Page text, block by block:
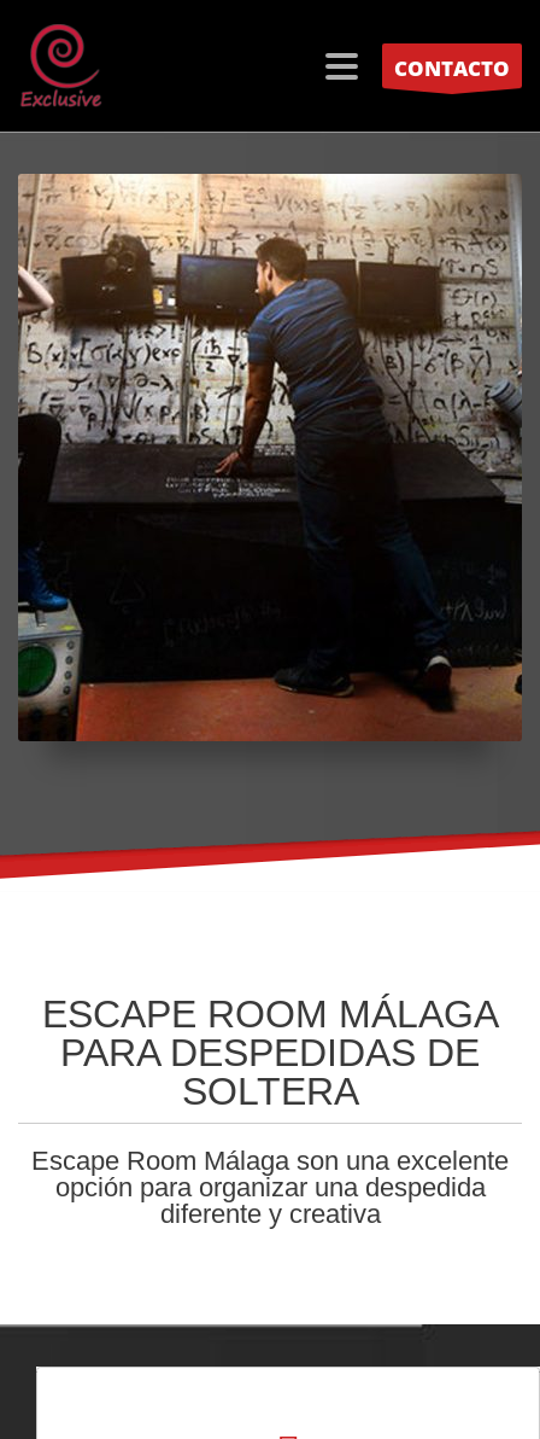
CONTACTO
ESCAPE ROOM MÁLAGA
PARA DESPEDIDAS DE
SOLTERA
Escape Room Málaga son una excelente
opción para organizar una despedida
diferente y creativa